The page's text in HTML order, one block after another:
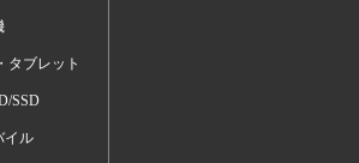
タブレット
SSD
イル